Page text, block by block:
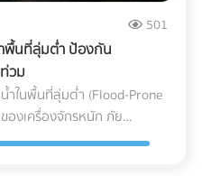
สำหรับองค์กรและโรงงานผู้
Chain Logistics และการ
านการควบคุมอุณหภูมิที่
บได้ (Traceability) จึงเป็น
พของสินค้า รักษากำไร และ
ได้อย่างยั่งยืน
อนสูง และต้องติดตั้งระบบตัด
งทดสอบระบบตรวจจับสิ่ง
รกหรือชะลอความเร็วได้ทัน
ม มาตรฐานความปลอดภัย
Warehouse? ค้นหาและ
501
พื้นที่ลุ่มต่ำ ป้องกัน
วม
ำในพื้นที่ลุ่มต่ำ (Flood-Prone
องเครื่องจักรหนัก ภัย
ยของผู้รับเหมาและเจ้าของ